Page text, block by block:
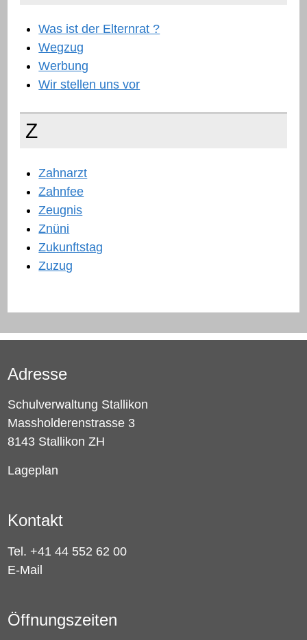
Was ist der Elternrat ?
Wegzug
Werbung
Wir stellen uns vor
Z
Zahnarzt
Zahnfee
Zeugnis
Znüni
Zukunftstag
Zuzug
Adresse
Schulverwaltung Stallikon
Massholderenstrasse 3
8143 Stallikon ZH
Lageplan
Kontakt
Tel. +41 44 552 62 00
E-Mail
Öffnungszeiten